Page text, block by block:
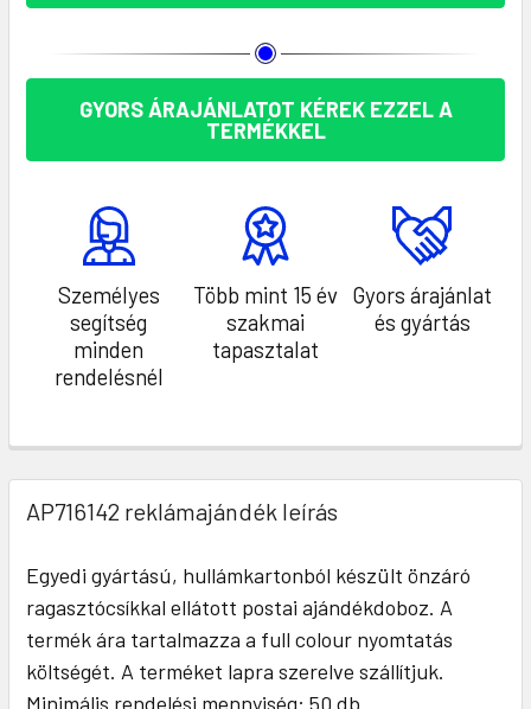
GYORS ÁRAJÁNLATOT KÉREK EZZEL A
TERMÉKKEL
Személyes
segítség
minden
rendelésnél
Több mint 15 év
szakmai
tapasztalat
Gyors árajánlat
és gyártás
AP716142 reklámajándék leírás
Egyedi gyártású, hullámkartonból készült önzáró
ragasztócsíkkal ellátott postai ajándékdoboz. A
termék ára tartalmazza a full colour nyomtatás
költségét. A terméket lapra szerelve szállítjuk.
Minimális rendelési mennyiség: 50 db.